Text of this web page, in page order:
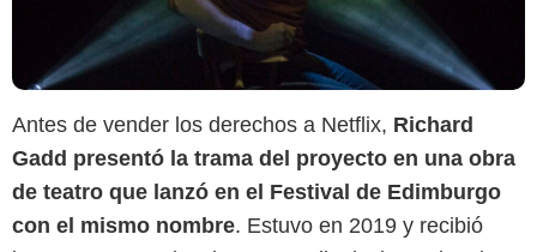
Antes de vender los derechos a Netflix, Richard
Gadd presentó la trama del proyecto en una obra
de teatro que lanzó en el Festival de Edimburgo
con el mismo nombre. Estuvo en 2019 y recibió